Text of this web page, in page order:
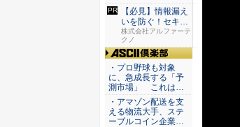
【必見】情報漏え
いを防ぐ！セキュ
リティ実...
株式会社アルファーテ
クノ
ASCII倶楽部
・プロ野球も対象
に、急成長する「予
測市場」 これは…
・アマゾン配送を支
える物流大手、ステ
ーブルコイン企業…